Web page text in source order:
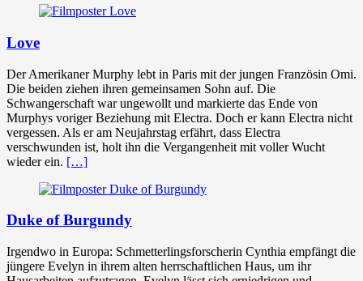
Love
Der Amerikaner Murphy lebt in Paris mit der jungen Französin Omi.
Die beiden ziehen ihren gemeinsamen Sohn auf. Die
Schwangerschaft war ungewollt und markierte das Ende von
Murphys voriger Beziehung mit Electra. Doch er kann Electra nicht
vergessen. Als er am Neujahrstag erfährt, dass Electra
verschwunden ist, holt ihn die Vergangenheit mit voller Wucht
wieder ein. […]
Duke of Burgundy
Irgendwo in Europa: Schmetterlingsforscherin Cynthia empfängt die
jüngere Evelyn in ihrem alten herrschaftlichen Haus, um ihr